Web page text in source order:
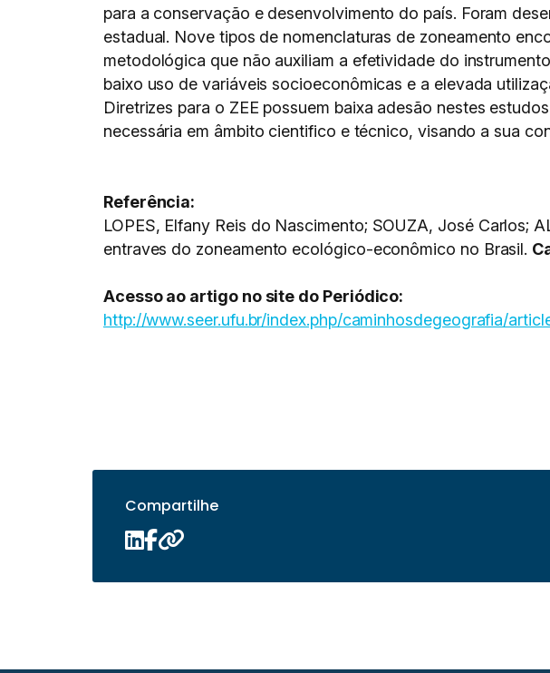
para a conservação e desenvolvimento do país. Foram
estadual. Nove tipos de nomenclaturas de zoneamento
metodológica que não auxiliam a efetividade do
baixo uso de variáveis socioeconômicas e a elevada
Diretrizes para o ZEE possuem baixa adesão nestes
necessária em âmbito cientifico e técnico, visando a sua
Referência:
LOPES, Elfany Reis do Nascimento; SOUZA, José Carlos;
entraves do zoneamento ecológico-econômico no Brasil.
Acesso ao artigo no site do Periódico:
http://www.seer.ufu.br/index.php/caminhosdegeografia/
Compartilhe